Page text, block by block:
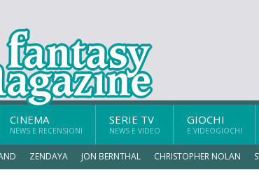
CINEMA
NEWS E RECENSIONI
SERIE TV
NEWS E VIDEO
GIOCHI
E VIDEOGIOCHI
ZENDAYA JON BERNTHAL CHRISTOPHER NOLAN